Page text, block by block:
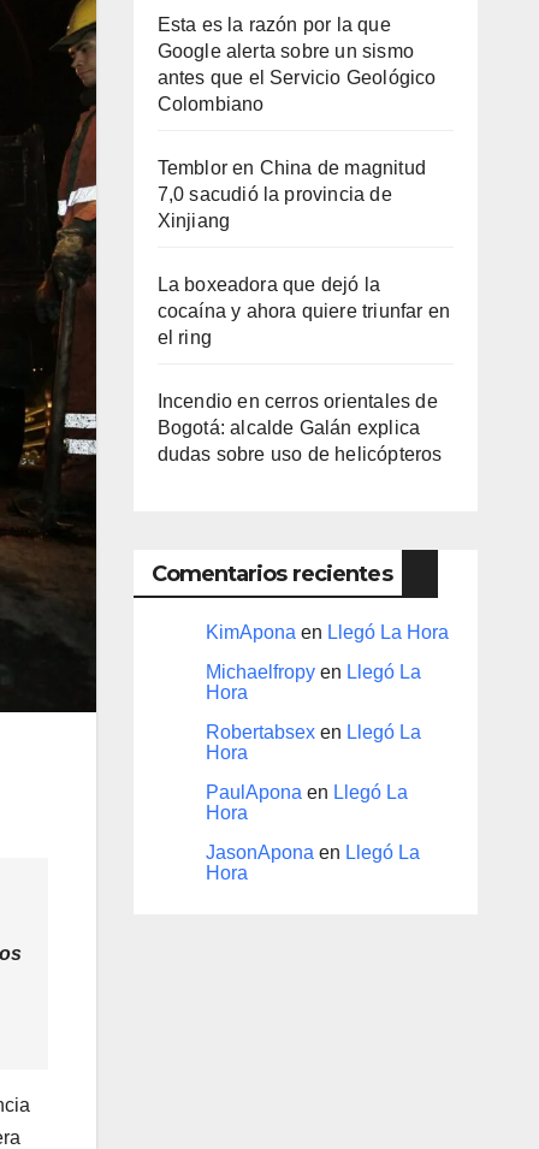
Esta es la razón por la que
Google alerta sobre un sismo
antes que el Servicio Geológico
Colombiano
Temblor en China de magnitud
7,0 sacudió la provincia de
Xinjiang
La boxeadora que dejó la
cocaína y ahora quiere triunfar en
el ring​
Incendio en cerros orientales de
Bogotá: alcalde Galán explica
dudas sobre uso de helicópteros
Comentarios recientes
KimAponaen Llegó La Hora
Michaelfropyen Llegó La
Hora
Robertabsexen Llegó La
Hora
PaulAponaen Llegó La
Hora
JasonAponaen Llegó La
Hora